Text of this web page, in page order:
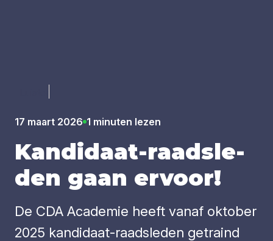
17 maart 2026 1 minuten lezen
Kan­di­daat-raads­le­
den gaan ervoor!
De CDA Academie heeft vanaf oktober
2025 kandidaat-raadsleden getraind